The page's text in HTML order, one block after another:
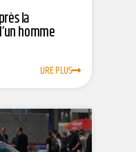
la
homme
LIRE PLUS